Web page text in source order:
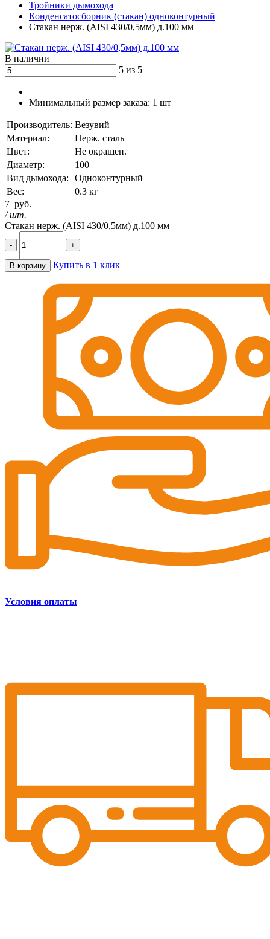
Тройники дымохода
Конденсатосборник (стакан) одноконтурный
Стакан нерж. (AISI 430/0,5мм) д.100 мм
В наличии
5 из 5
Минимальный размер заказа: 1 шт
Производитель: Везувий
Материал:
Нерж. сталь
Цвет:
Не окрашен.
Диаметр:
100
Вид дымохода:
Одноконтурный
Вес:
0.3 кг
7 руб.
/ шт.
Стакан нерж. (AISI 430/0,5мм) д.100 мм
- +
В корзину Купить в 1 клик
Условия оплаты